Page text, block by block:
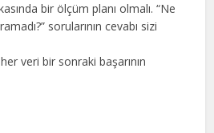
bir ölçüm planı olmalı. “Ne
sorularının cevabı sizi
veri bir sonraki başarının